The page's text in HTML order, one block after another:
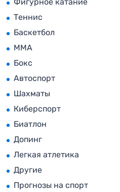
Фигурное катание
Теннис
Баскетбол
MMA
Бокс
Автоспорт
Шахматы
Киберспорт
Биатлон
Допинг
Легкая атлетика
Другие
Прогнозы на спорт